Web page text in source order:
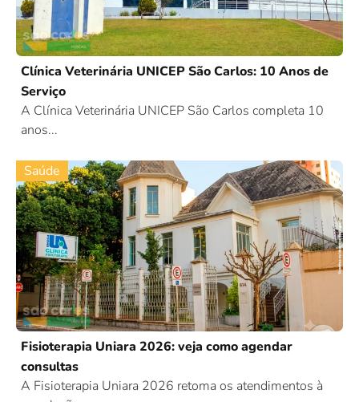
Clínica Veterinária UNICEP São Carlos: 10 Anos de
Serviço
A Clínica Veterinária UNICEP São Carlos completa 10
anos...
Saúde
Fisioterapia Uniara 2026: veja como agendar
consultas
A Fisioterapia Uniara 2026 retoma os atendimentos à